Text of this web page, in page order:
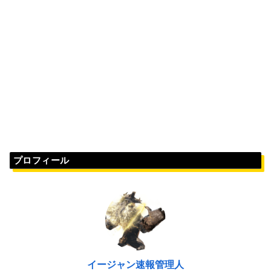
プロフィール
イージャン速報管理人